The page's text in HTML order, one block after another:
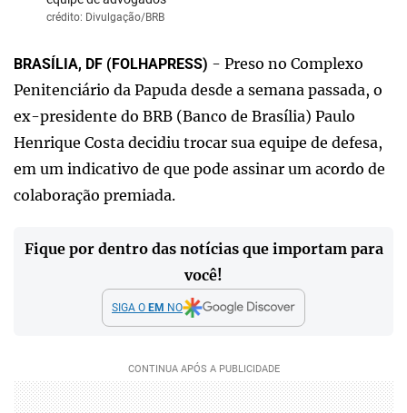
crédito: Divulgação/BRB
BRASÍLIA, DF (FOLHAPRESS) - Preso no Complexo
Penitenciário da Papuda desde a semana passada, o
ex-presidente do BRB (Banco de Brasília) Paulo
Henrique Costa decidiu trocar sua equipe de defesa,
em um indicativo de que pode assinar um acordo de
colaboração premiada.
Fique por dentro das notícias que importam para
você!
SIGA O EM NO